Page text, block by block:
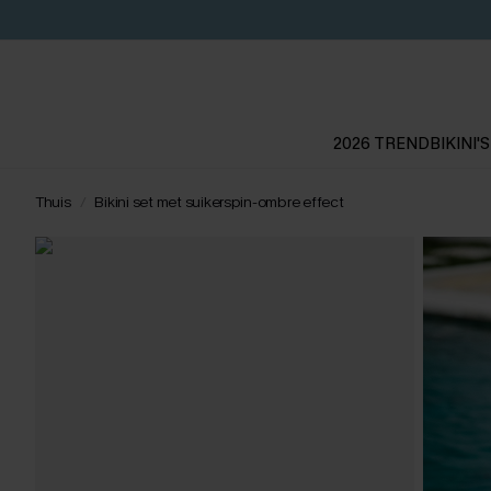
2026 TRENDBIKINI'S
Thuis Bikini set met suikerspin-ombre effect